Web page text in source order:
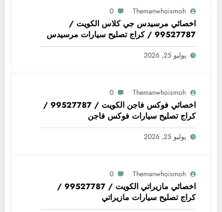
Themanwhoismoh
0
اخصائي مرسيدس جي كلاس الكويت /
99527787 / كراج تصليح سيارات مرسيدس
جي كلاس
يوليو 25, 2026
Themanwhoismoh
0
اخصائي فوكس فاجن الكويت / 99527787 /
كراج تصليح سيارات فوكس فاجن
يوليو 25, 2026
Themanwhoismoh
0
اخصائي مازيراتي الكويت / 99527787 /
كراج تصليح سيارات مازيراتي